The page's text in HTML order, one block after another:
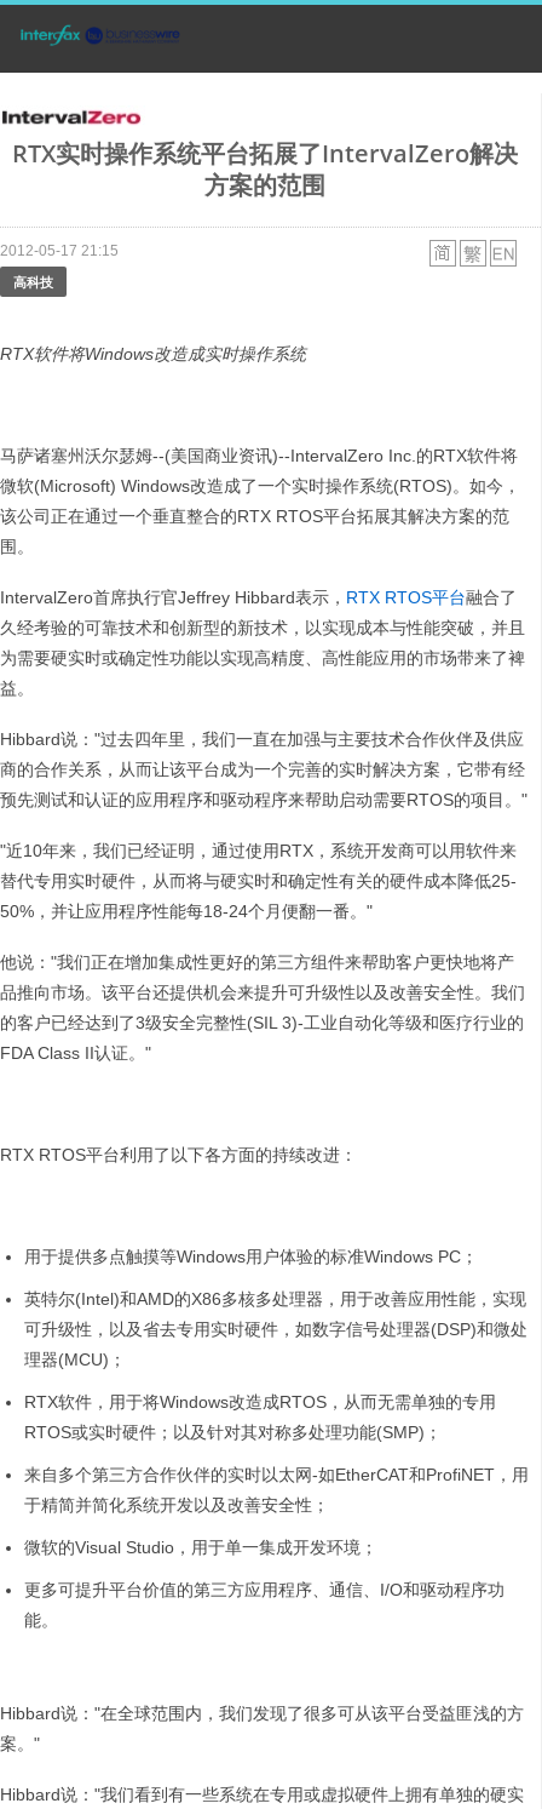
RTX实时操作系统平台拓展了IntervalZero解决
方案的范围
2012-05-17 21:15
高科技
RTX软件将Windows改造成实时操作系统
马萨诸塞州沃尔瑟姆--(美国商业资讯)--IntervalZero Inc.的RTX软件将
微软(Microsoft) Windows改造成了一个实时操作系统(RTOS)。如今，
该公司正在通过一个垂直整合的RTX RTOS平台拓展其解决方案的范
围。
IntervalZero首席执行官Jeffrey Hibbard表示， RTX RTOS平台融合了
久经考验的可靠技术和创新型的新技术，以实现成本与性能突破，并且
为需要硬实时或确定性功能以实现高精度、高性能应用的市场带来了裨
益。
Hibbard说："过去四年里，我们一直在加强与主要技术合作伙伴及供应
商的合作关系，从而让该平台成为一个完善的实时解决方案，它带有经
预先测试和认证的应用程序和驱动程序来帮助启动需要RTOS的项目。"
"近10年来，我们已经证明，通过使用RTX，系统开发商可以用软件来
替代专用实时硬件，从而将与硬实时和确定性有关的硬件成本降低25-
50%，并让应用程序性能每18-24个月便翻一番。"
他说："我们正在增加集成性更好的第三方组件来帮助客户更快地将产
品推向市场。该平台还提供机会来提升可升级性以及改善安全性。我们
的客户已经达到了3级安全完整性(SIL 3)-工业自动化等级和医疗行业的
FDA Class II认证。"
RTX RTOS平台利用了以下各方面的持续改进：
用于提供多点触摸等Windows用户体验的标准Windows PC；
英特尔(Intel)和AMD的X86多核多处理器，用于改善应用性能，实现
可升级性，以及省去专用实时硬件，如数字信号处理器(DSP)和微处
理器(MCU)；
RTX软件，用于将Windows改造成RTOS，从而无需单独的专用
RTOS或实时硬件；以及针对其对称多处理功能(SMP)；
来自多个第三方合作伙伴的实时以太网-如EtherCAT和ProfiNET，用
于精简并简化系统开发以及改善安全性；
微软的Visual Studio，用于单一集成开发环境；
更多可提升平台价值的第三方应用程序、通信、I/O和驱动程序功
能。
Hibbard说："在全球范围内，我们发现了很多可从该平台受益匪浅的方
案。"
Hibbard说："我们看到有一些系统在专用或虚拟硬件上拥有单独的硬实